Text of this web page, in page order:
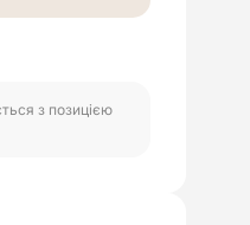
з позицією